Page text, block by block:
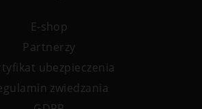
E-shop
Partnerzy
ubezpieczenia
zwiedzania